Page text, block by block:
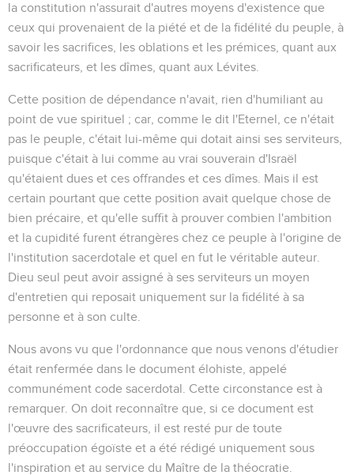
la constitution n'assurait d'autres moyens d'existence que
ceux qui provenaient de la piété et de la fidélité du peuple, à
savoir les sacrifices, les oblations et les prémices, quant aux
sacrificateurs, et les dîmes, quant aux Lévites.
Cette position de dépendance n'avait, rien d'humiliant au
point de vue spirituel ; car, comme le dit l'Eternel, ce n'était
pas le peuple, c'était lui-même qui dotait ainsi ses serviteurs,
puisque c'était à lui comme au vrai souverain d'Israël
qu'étaient dues et ces offrandes et ces dîmes. Mais il est
certain pourtant que cette position avait quelque chose de
bien précaire, et qu'elle suffit à prouver combien l'ambition
et la cupidité furent étrangères chez ce peuple à l'origine de
l'institution sacerdotale et quel en fut le véritable auteur.
Dieu seul peut avoir assigné à ses serviteurs un moyen
d'entretien qui reposait uniquement sur la fidélité à sa
personne et à son culte.
Nous avons vu que l'ordonnance que nous venons d'étudier
était renfermée dans le document élohiste, appelé
communément code sacerdotal . Cette circonstance est à
remarquer. On doit reconnaître que, si ce document est
l'œuvre des sacrificateurs, il est resté pur de toute
préoccupation égoïste et a été rédigé uniquement sous
l'inspiration et au service du Maître de la théocratie.